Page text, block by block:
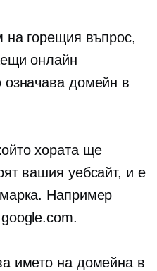
на горещия въпрос,
онлайн
означава домейн в
хората ще
вашия уебсайт, и е
Например
името на домейна в